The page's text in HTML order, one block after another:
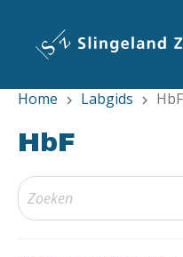
inhoud
Home chevron_right Labgids chevron_right HbF
HbF